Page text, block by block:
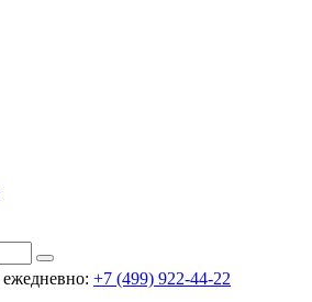
ежедневно: +7 (499) 922-44-22